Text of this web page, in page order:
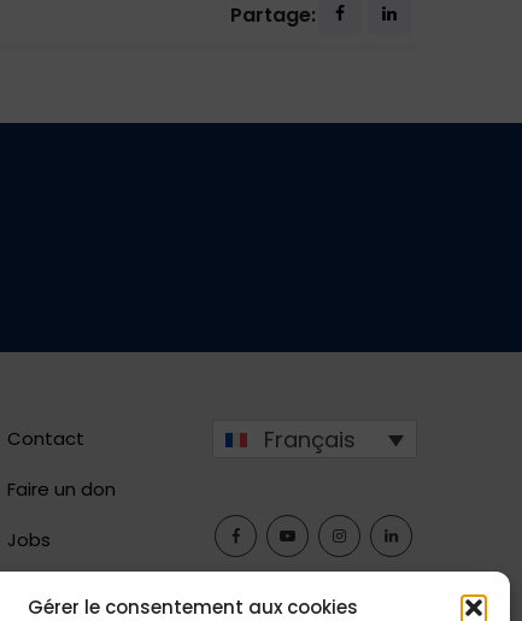
Gérer le consentement aux cookies
Partage:
Contact
Faire un don
Jobs
Français